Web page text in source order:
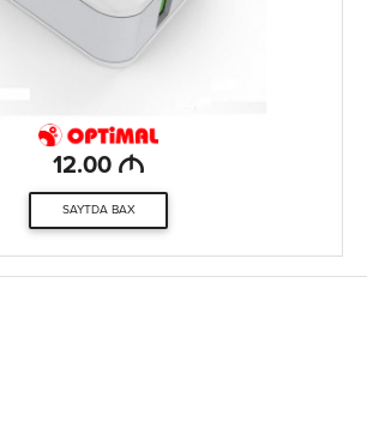
12.00 M
SAYTDA BAX